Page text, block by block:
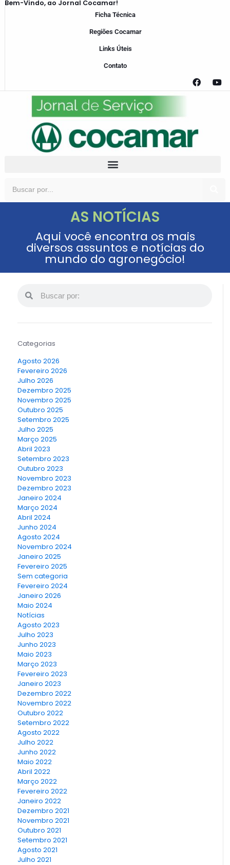
Bem-Vindo, ao Jornal Cocamar!
Ficha Técnica
Regiões Cocamar
Links Úteis
Contato
AS NOTÍCIAS
Aqui você encontra os mais
diversos assuntos e notícias do
mundo do agronegócio!
Categorias
Agosto 2026
Fevereiro 2026
Julho 2026
Dezembro 2025
Novembro 2025
Outubro 2025
Setembro 2025
Julho 2025
Março 2025
Abril 2023
Setembro 2023
Outubro 2023
Novembro 2023
Dezembro 2023
Janeiro 2024
Março 2024
Abril 2024
Junho 2024
Agosto 2024
Novembro 2024
Janeiro 2025
Fevereiro 2025
Sem categoria
Fevereiro 2024
Janeiro 2026
Maio 2024
Notícias
Agosto 2023
Julho 2023
Junho 2023
Maio 2023
Março 2023
Fevereiro 2023
Janeiro 2023
Dezembro 2022
Novembro 2022
Outubro 2022
Setembro 2022
Agosto 2022
Julho 2022
Junho 2022
Maio 2022
Abril 2022
Março 2022
Fevereiro 2022
Janeiro 2022
Dezembro 2021
Novembro 2021
Outubro 2021
Setembro 2021
Agosto 2021
Julho 2021